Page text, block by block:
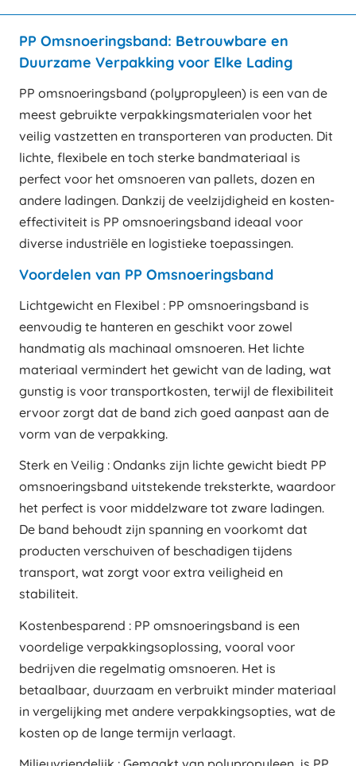
PP Omsnoeringsband: Betrouwbare en
Duurzame Verpakking voor Elke Lading
PP omsnoeringsband (polypropyleen) is een van de
meest gebruikte verpakkingsmaterialen voor het
veilig vastzetten en transporteren van producten. Dit
lichte, flexibele en toch sterke bandmateriaal is
perfect voor het omsnoeren van pallets, dozen en
andere ladingen. Dankzij de veelzijdigheid en kosten-
effectiviteit is PP omsnoeringsband ideaal voor
diverse industriële en logistieke toepassingen.
Voordelen van PP Omsnoeringsband
Lichtgewicht en Flexibel : PP omsnoeringsband is
eenvoudig te hanteren en geschikt voor zowel
handmatig als machinaal omsnoeren. Het lichte
materiaal vermindert het gewicht van de lading, wat
gunstig is voor transportkosten, terwijl de flexibiliteit
ervoor zorgt dat de band zich goed aanpast aan de
vorm van de verpakking.
Sterk en Veilig : Ondanks zijn lichte gewicht biedt PP
omsnoeringsband uitstekende treksterkte, waardoor
het perfect is voor middelzware tot zware ladingen.
De band behoudt zijn spanning en voorkomt dat
producten verschuiven of beschadigen tijdens
transport, wat zorgt voor extra veiligheid en
stabiliteit.
Kostenbesparend : PP omsnoeringsband is een
voordelige verpakkingsoplossing, vooral voor
bedrijven die regelmatig omsnoeren. Het is
betaalbaar, duurzaam en verbruikt minder materiaal
in vergelijking met andere verpakkingsopties, wat de
kosten op de lange termijn verlaagt.